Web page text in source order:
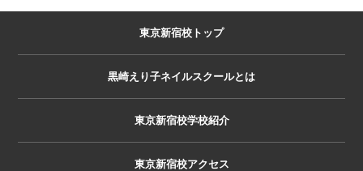
東京新宿校トップ
黒崎えり子ネイルスクールとは
東京新宿校学校紹介
東京新宿校アクセス